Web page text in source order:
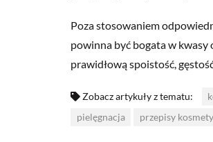
Poza stosowaniem
powinna być bogata w kwasy
prawidłową spoistość,
Zobacz artykuły z tematu:
pielęgnacja
przepisy